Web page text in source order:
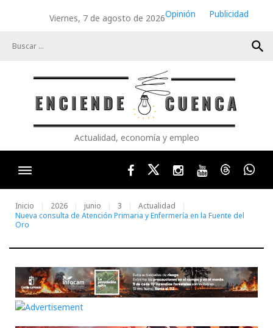
Viernes, 7 de agosto de 2026Opinión
Publicidad
search
Actualidad, economía y empleo
FacebookTwitterInstagram
YoutubeThreads
Inicio 2026 junio 3
Actualidad
Nueva consulta de Atención Primaria y Enfermería en la Fuente del
Oro